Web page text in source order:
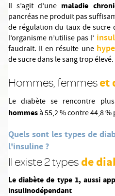
Il s’agit d’une maladie
pancréas ne produit pas
de régulation du taux de sucre
l’organisme n’utilise pas l’
faudrait. Il en résulte une
de sucre dans le sang trop élevé.
Hommes, femmeset
Le diabète se rencontre plus
hommesà 55,2 % contre 44,8
Quels sont les types de
l'insuline ?
Il existe 2 types de
Le diabète de type 1, aussi
insulinodépendant